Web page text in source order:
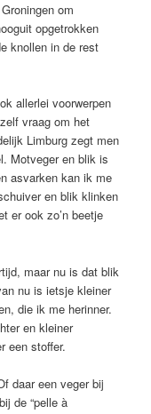
om
opgetrokken
knollen in de rest
allerlei voorwerpen
vraag om het
Limburg zegt men
Motveger en blik is
asvarken kan ik me
en blik klinken
er ook zo’n beetje
maar nu is dat blik
nu is ietsje kleiner
die ik me herinner.
en kleiner
een stoffer.
daar een veger bij
de “pelle à